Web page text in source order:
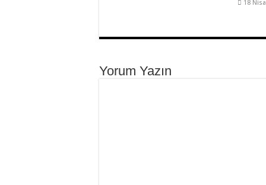
18
Yorum Yazın